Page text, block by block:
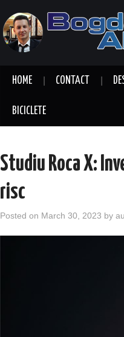
HOME CONTACT
BICICLETE
Studiu Roca X:
risc
Posted on March 30, 2023 by